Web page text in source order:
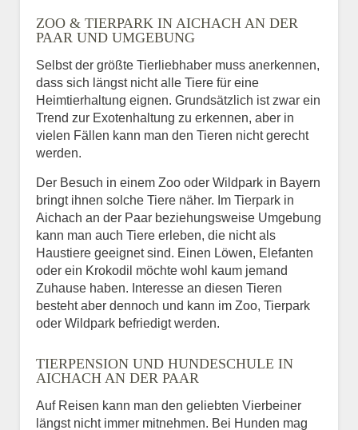
ZOO & TIERPARK IN AICHACH AN DER
PAAR UND UMGEBUNG
Selbst der größte Tierliebhaber muss anerkennen,
dass sich längst nicht alle Tiere für eine
Heimtierhaltung eignen. Grundsätzlich ist zwar ein
Trend zur Exotenhaltung zu erkennen, aber in
vielen Fällen kann man den Tieren nicht gerecht
werden.
Der Besuch in einem Zoo oder Wildpark in Bayern
bringt ihnen solche Tiere näher. Im Tierpark in
Aichach an der Paar beziehungsweise Umgebung
kann man auch Tiere erleben, die nicht als
Haustiere geeignet sind. Einen Löwen, Elefanten
oder ein Krokodil möchte wohl kaum jemand
Zuhause haben. Interesse an diesen Tieren
besteht aber dennoch und kann im Zoo, Tierpark
oder Wildpark befriedigt werden.
TIERPENSION UND HUNDESCHULE IN
AICHACH AN DER PAAR
Auf Reisen kann man den geliebten Vierbeiner
längst nicht immer mitnehmen. Bei Hunden mag